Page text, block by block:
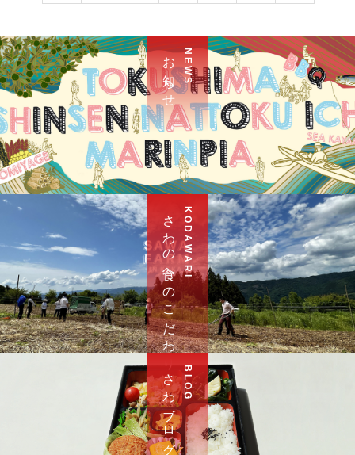
N E W S
お 知 ら せ
K O D A W A R I
さ わ の 食 へ の こ だ わ り
B L O G
さ わ ブ ロ グ